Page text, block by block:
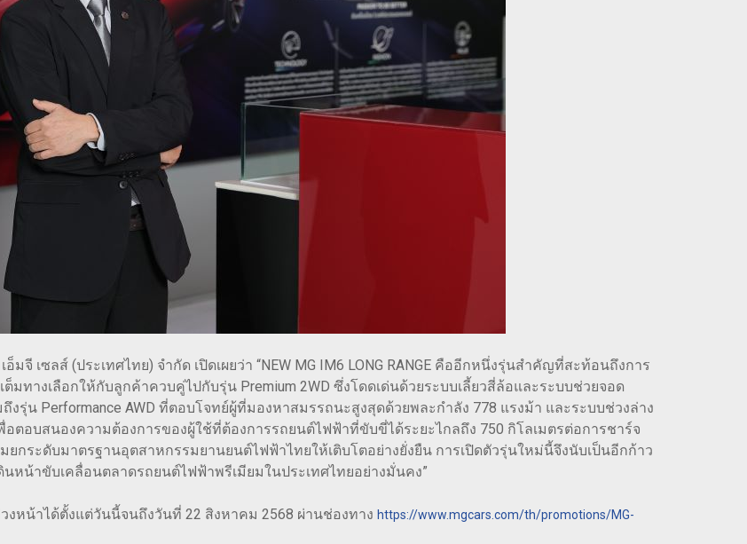
เซลส์ (ประเทศไทย) จำกัด เปิดเผยว่า “NEW MG IM6 LONG RANGE คืออีกหนึ่งรุ่นสำคัญที่สะท้อนถึงการ
มทางเลือกให้กับลูกค้าควบคู่ไปกับรุ่น Premium 2WD ซึ่งโดดเด่นด้วยระบบเลี้ยวสี่ล้อและระบบช่วยจอด
รุ่น Performance AWD ที่ตอบโจทย์ผู้ที่มองหาสมรรถนะสูงสุดด้วยพละกำลัง 778 แรงม้า และระบบช่วงล่าง
อตอบสนองความต้องการของผู้ใช้ที่ต้องการรถยนต์ไฟฟ้าที่ขับขี่ได้ระยะไกลถึง 750 กิโลเมตรต่อการชาร์จ
ยกระดับมาตรฐานอุตสาหกรรมยานยนต์ไฟฟ้าไทยให้เติบโตอย่างยั่งยืน การเปิดตัวรุ่นใหม่นี้จึงนับเป็นอีกก้าว
หน้าขับเคลื่อนตลาดรถยนต์ไฟฟ้าพรีเมียมในประเทศไทยอย่างมั่นคง”
วงหน้าได้ตั้งแต่วันนี้จนถึงวันที่ 22 สิงหาคม 2568 ผ่านช่องทาง https://www.mgcars.com/th/promotions/MG-